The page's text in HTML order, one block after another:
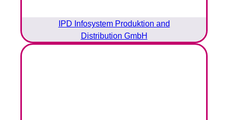
IPD Infosystem Produktion and
Distribution GmbH